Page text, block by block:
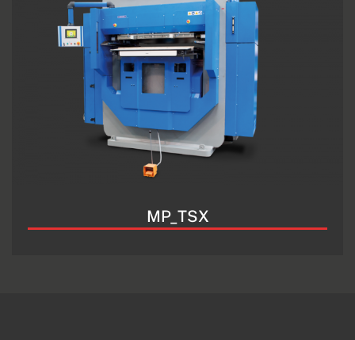
MP_TSX